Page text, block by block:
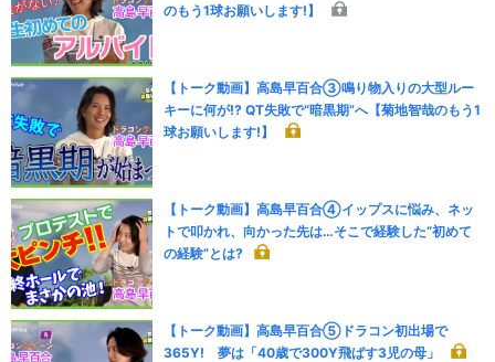
のもう1球お願いします!】
【トーク動画】高島早百合③鳴り物入りの大型ルー
キーに何が!? QT失敗で“暗黒期”へ【菊地智哉のもう1
球お願いします!】
【トーク動画】高島早百合④イップスに悩み、ネッ
トで叩かれ、向かった先は…そこで経験した“初めて
の経験”とは?
【トーク動画】高島早百合⑤ドラコン初出場で
365Y! 夢は「40歳で300Y飛ばす3児の母」